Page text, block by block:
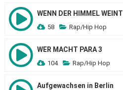
WENN DER HIMMEL WEINT
58 Rap/Hip Hop
WER MACHT PARA 3
104 Rap/Hip Hop
Aufgewachsen in Berlin